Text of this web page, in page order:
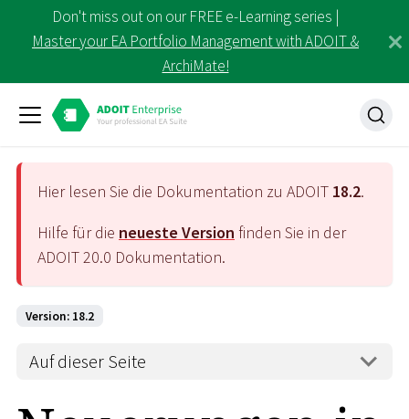
Don't miss out on our FREE e-Learning series |
Master your EA Portfolio Management with ADOIT &
ArchiMate!
Hier lesen Sie die Dokumentation zu ADOIT 18.2.
Hilfe für die neueste Version finden Sie in der
ADOIT20.0 Dokumentation.
Version: 18.2
Auf dieser Seite